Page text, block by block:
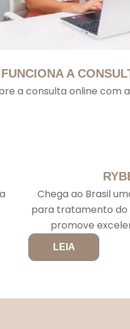
A
a consulta online com
Chega ao Brasil
para tratamento do
promove
LEIA